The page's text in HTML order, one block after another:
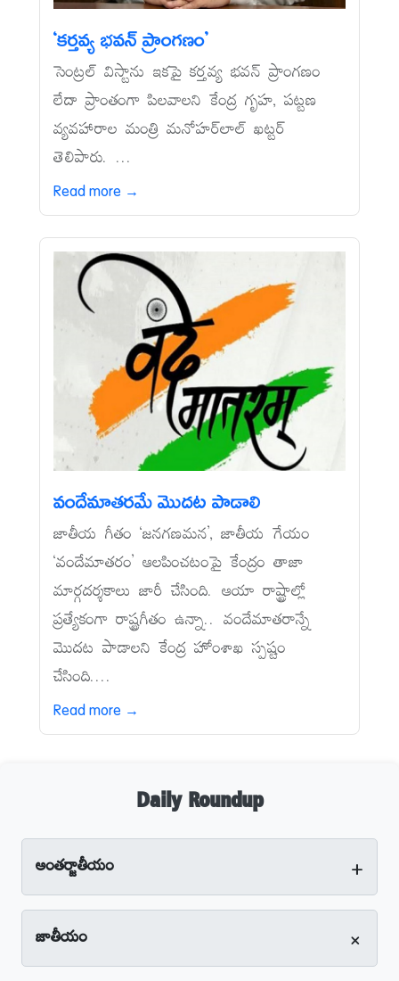
‘కర్తవ్య భవన్‌ ప్రాంగణం’
సెంట్రల్‌ విస్టాను ఇకపై కర్తవ్య భవన్‌ ప్రాంగణం
లేదా ప్రాంతంగా పిలవాలని కేంద్ర గృహ, పట్టణ
వ్యవహారాల మంత్రి మనోహర్‌లాల్‌ ఖట్టర్‌
తెలిపారు. ...
Read more →
వందేమాతరమే మొదట పాడాలి
జాతీయ గీతం ‘జనగణమన’, జాతీయ గేయం
‘వందేమాతరం’ ఆలపించటంపై కేంద్రం తాజా
మార్గదర్శకాలు జారీ చేసింది. ఆయా రాష్ట్రాల్లో
ప్రత్యేకంగా రాష్ట్రగీతం ఉన్నా.. వందేమాతరాన్నే
మొదట పాడాలని కేంద్ర హోంశాఖ స్పష్టం
చేసింది....
Read more →
Daily Roundup
అంతర్జాతీయం +
జాతీయం +